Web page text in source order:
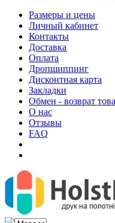
Размеры и цены
Личный кабинет
Контакты
Доставка
Оплата
Дропшиппинг
Дисконтная карта
Закладки
Обмен - возврат
О нас
Отзывы
FAQ